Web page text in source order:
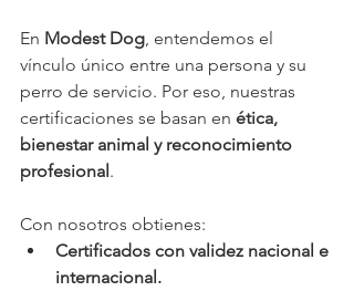
En Modest Dog , entendemos el
vínculo único entre una persona y su
perro de servicio. Por eso, nuestras
certificaciones se basan en ética,
bienestar animal y reconocimiento
profesional.
Con nosotros obtienes:
Certificados con validez nacional e
internacional.